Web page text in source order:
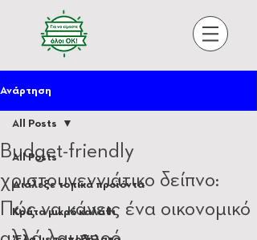
Ανάρτηση
All Posts
Διάλεξε τοπικά προϊόντα
Κράτα μικρό καλάθι
All Posts
Budget-friendly
χριστουγεννιάτικο δείπνο:
Πώς να κάνεις ένα οικονομικό